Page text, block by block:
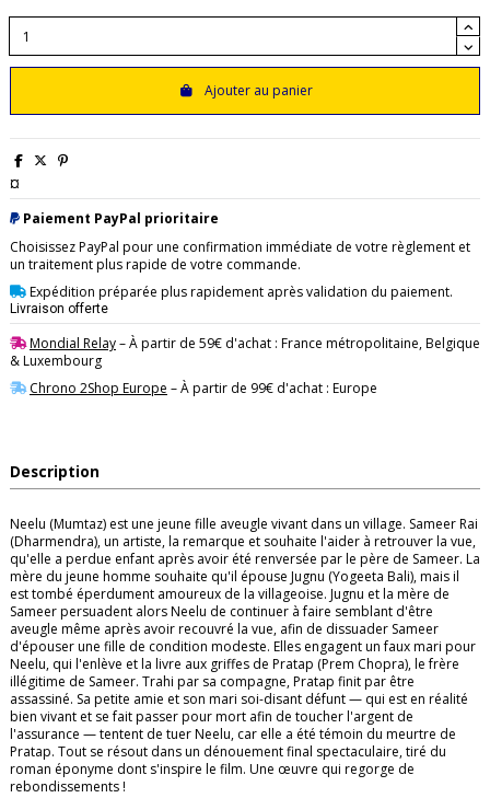
Ajouter au panier
¤
Paiement PayPal prioritaire
Choisissez PayPal pour une confirmation immédiate de votre règlement et
un traitement plus rapide de votre commande.
Expédition préparée plus rapidement après validation du paiement.
Livraison offerte
Mondial Relay– À partir de 59€ d'achat : France métropolitaine, Belgique
& Luxembourg
Chrono 2Shop Europe – À partir de 99€ d'achat : Europe
Description
Neelu (Mumtaz) est une jeune fille aveugle vivant dans un village. Sameer Rai
(Dharmendra), un artiste, la remarque et souhaite l'aider à retrouver la vue,
qu'elle a perdue enfant après avoir été renversée par le père de Sameer. La
mère du jeune homme souhaite qu'il épouse Jugnu (Yogeeta Bali), mais il
est tombé éperdument amoureux de la villageoise. Jugnu et la mère de
Sameer persuadent alors Neelu de continuer à faire semblant d'être
aveugle même après avoir recouvré la vue, afin de dissuader Sameer
d'épouser une fille de condition modeste. Elles engagent un faux mari pour
Neelu, qui l'enlève et la livre aux griffes de Pratap (Prem Chopra), le frère
illégitime de Sameer. Trahi par sa compagne, Pratap finit par être
assassiné. Sa petite amie et son mari soi-disant défunt — qui est en réalité
bien vivant et se fait passer pour mort afin de toucher l'argent de
l'assurance — tentent de tuer Neelu, car elle a été témoin du meurtre de
Pratap. Tout se résout dans un dénouement final spectaculaire, tiré du
roman éponyme dont s'inspire le film. Une œuvre qui regorge de
rebondissements !